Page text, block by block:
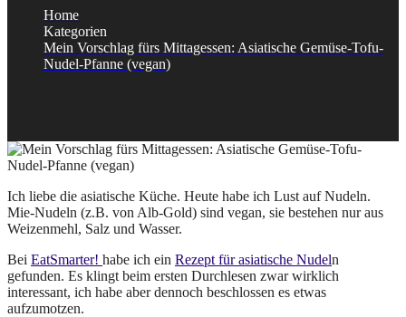
Home
Kategorien
Mein Vorschlag fürs Mittagessen: Asiatische Gemüse-Tofu-
Nudel-Pfanne (vegan)
Ich liebe die asiatische Küche. Heute habe ich Lust auf Nudeln.
Mie-Nudeln (z.B. von Alb-Gold) sind vegan, sie bestehen nur aus
Weizenmehl, Salz und Wasser.
Bei EatSmarter! habe ich ein Rezept für asiatische Nudeln
gefunden. Es klingt beim ersten Durchlesen zwar wirklich
interessant, ich habe aber dennoch beschlossen es etwas
aufzumotzen.